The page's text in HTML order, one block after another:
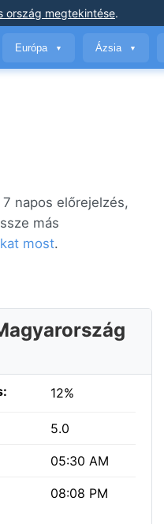
ország megtekintése.
Európa ▼ Ázsia ▼
napos előrejelzés,
más
most.
12%
5.0
05:30 AM
08:08 PM